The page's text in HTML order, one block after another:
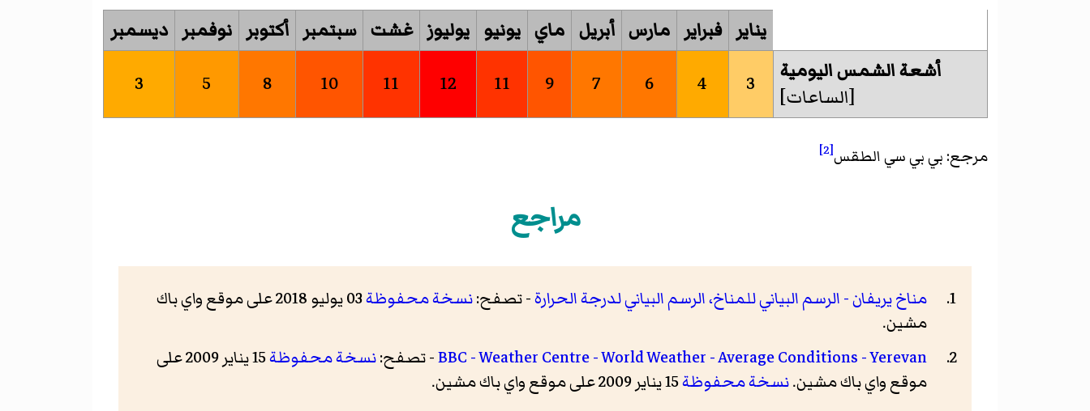
يناير فبراير مارس أبريل ماي يونيو يوليوز غشت سبتمبر أكتوبر نوفمبر ديسمبر
أشعة الشمس اليومية
[الساعات]
3
4
6
7
9
11
12
11
10
8
5
3
مرجع: بي بي سي الطقس[2]
مراجع
مناخ يريفان - الرسم البياني للمناخ، الرسم البياني لدرجة الحرارة- تصفح:نسخة محفوظة
03 يوليو 2018 على موقع واي باك
مشين.
BBC - Weather Centre - World Weather - Average Conditions - Yerevan- تصفح:نسخة محفوظة
15 يناير 2009 على
موقع واي باك مشين.نسخة محفوظة15 يناير 2009 على موقع واي باك مشين.